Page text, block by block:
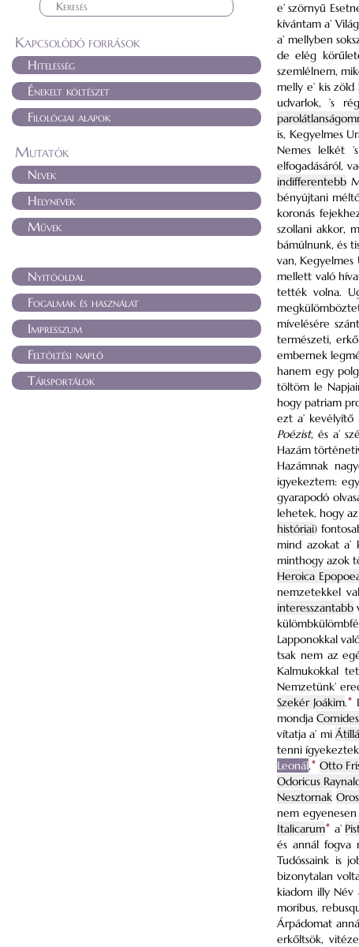
Kapcsolódó források
Hitelesség
Énekelt költészet
Filológiai alapok
Mutatók
Nevek
Helynevek
Művek
Nyitóoldal
Fogalmak és használat
Impresszum
Feltöltési napló
Társportálok
e’ szörnyű
kívántam a’
a’ mellyben
de elég
szemlélnem,
melly e’ kis zöld
udvarlok, ’s
is, Kegyelmes
Nemes lelkét
elfogadásáról,
indifferentebb
bényújtani
koronás
szollani akkor,
bámúlnunk, és
van, Kegyelmes
mellett való
tették volna.
mívelésére
természeti,
embernek
hanem egy
töltöm le
hogy patriam
ezt a’ kevélyítő
Poézist, és a’
Hazám
Hazámnak
igyekeztem:
gyarapodó
lehetek, hogy
históriai)
mind azokat a’
minthogy azok
Heroica
nemzetekkel
interesszantabb
Lapponokkal
tsak nem az
Kalmukokkal
Nemzetünk’
Szekér Joákim.*
mondjaCornides
vítatja a’ mi
tenni
Leonál,* Otto
Odoricus
Nesztornak
nem
Italicarum* a’
és annál fogva
Tudóssaink is
bizonytalan
kiadom illy Név
moribus,
Árpádomat
erkőltsök,